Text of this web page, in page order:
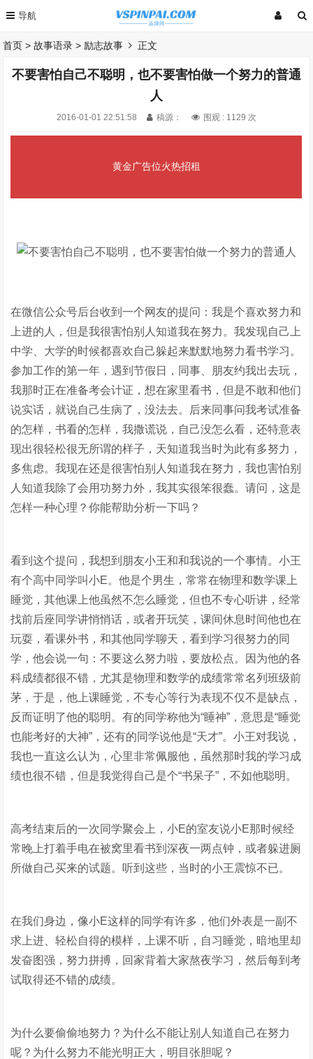
首页 >故事语录 > 励志故事 正文
不要害怕自己不聪明，也不要害怕做一个努力的普通
人
2016-01-01 22:51:58 稿源： 围观 : 1129 次
黄金广告位火热招租
在微信公众号后台收到一个网友的提问：我是个喜欢努力和
上进的人，但是我很害怕别人知道我在努力。我发现自己上
中学、大学的时候都喜欢自己躲起来默默地努力看书学习。
参加工作的第一年，遇到节假日，同事、朋友约我出去玩，
我那时正在准备考会计证，想在家里看书，但是不敢和他们
说实话，就说自己生病了，没法去。后来同事问我考试准备
的怎样，书看的怎样，我撒谎说，自己没怎么看，还特意表
现出很轻松很无所谓的样子，天知道我当时为此有多努力，
多焦虑。我现在还是很害怕别人知道我在努力，我也害怕别
人知道我除了会用功努力外，我其实很笨很蠢。请问，这是
怎样一种心理？你能帮助分析一下吗？
看到这个提问，我想到朋友小王和和我说的一个事情。小王
有个高中同学叫小E。他是个男生，常常在物理和数学课上
睡觉，其他课上他虽然不怎么睡觉，但也不专心听讲，经常
找前后座同学讲悄悄话，或者开玩笑，课间休息时间他也在
玩耍，看课外书，和其他同学聊天，看到学习很努力的同
学，他会说一句：不要这么努力啦，要放松点。因为他的各
科成绩都很不错，尤其是物理和数学的成绩常常名列班级前
茅，于是，他上课睡觉，不专心等行为表现不仅不是缺点，
反而证明了他的聪明。有的同学称他为“睡神”，意思是“睡觉
也能考好的大神”，还有的同学说他是“天才”。小王对我说，
我也一直这么认为，心里非常佩服他，虽然那时我的学习成
绩也很不错，但是我觉得自己是个“书呆子”，不如他聪明。
高考结束后的一次同学聚会上，小E的室友说小E那时候经
常晚上打着手电在被窝里看书到深夜一两点钟，或者躲进厕
所做自己买来的试题。听到这些，当时的小王震惊不已。
在我们身边，像小E这样的同学有许多，他们外表是一副不
求上进、轻松自得的模样，上课不听，自习睡觉，暗地里却
发奋图强，努力拼搏，回家背着大家熬夜学习，然后每到考
试取得还不错的成绩。
为什么要偷偷地努力？为什么不能让别人知道自己在努力
呢？为什么努力不能光明正大，明目张胆呢？